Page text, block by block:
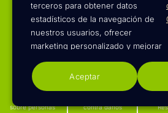
sobre personas
contra daños
© 2023 - 2026 | Diseño web dePies
terceros para obtener datos
estadísticos de la navegación de
nuestros usuarios, ofrecer
marketing personalizado y mejorar
información en nuestra
Aceptar